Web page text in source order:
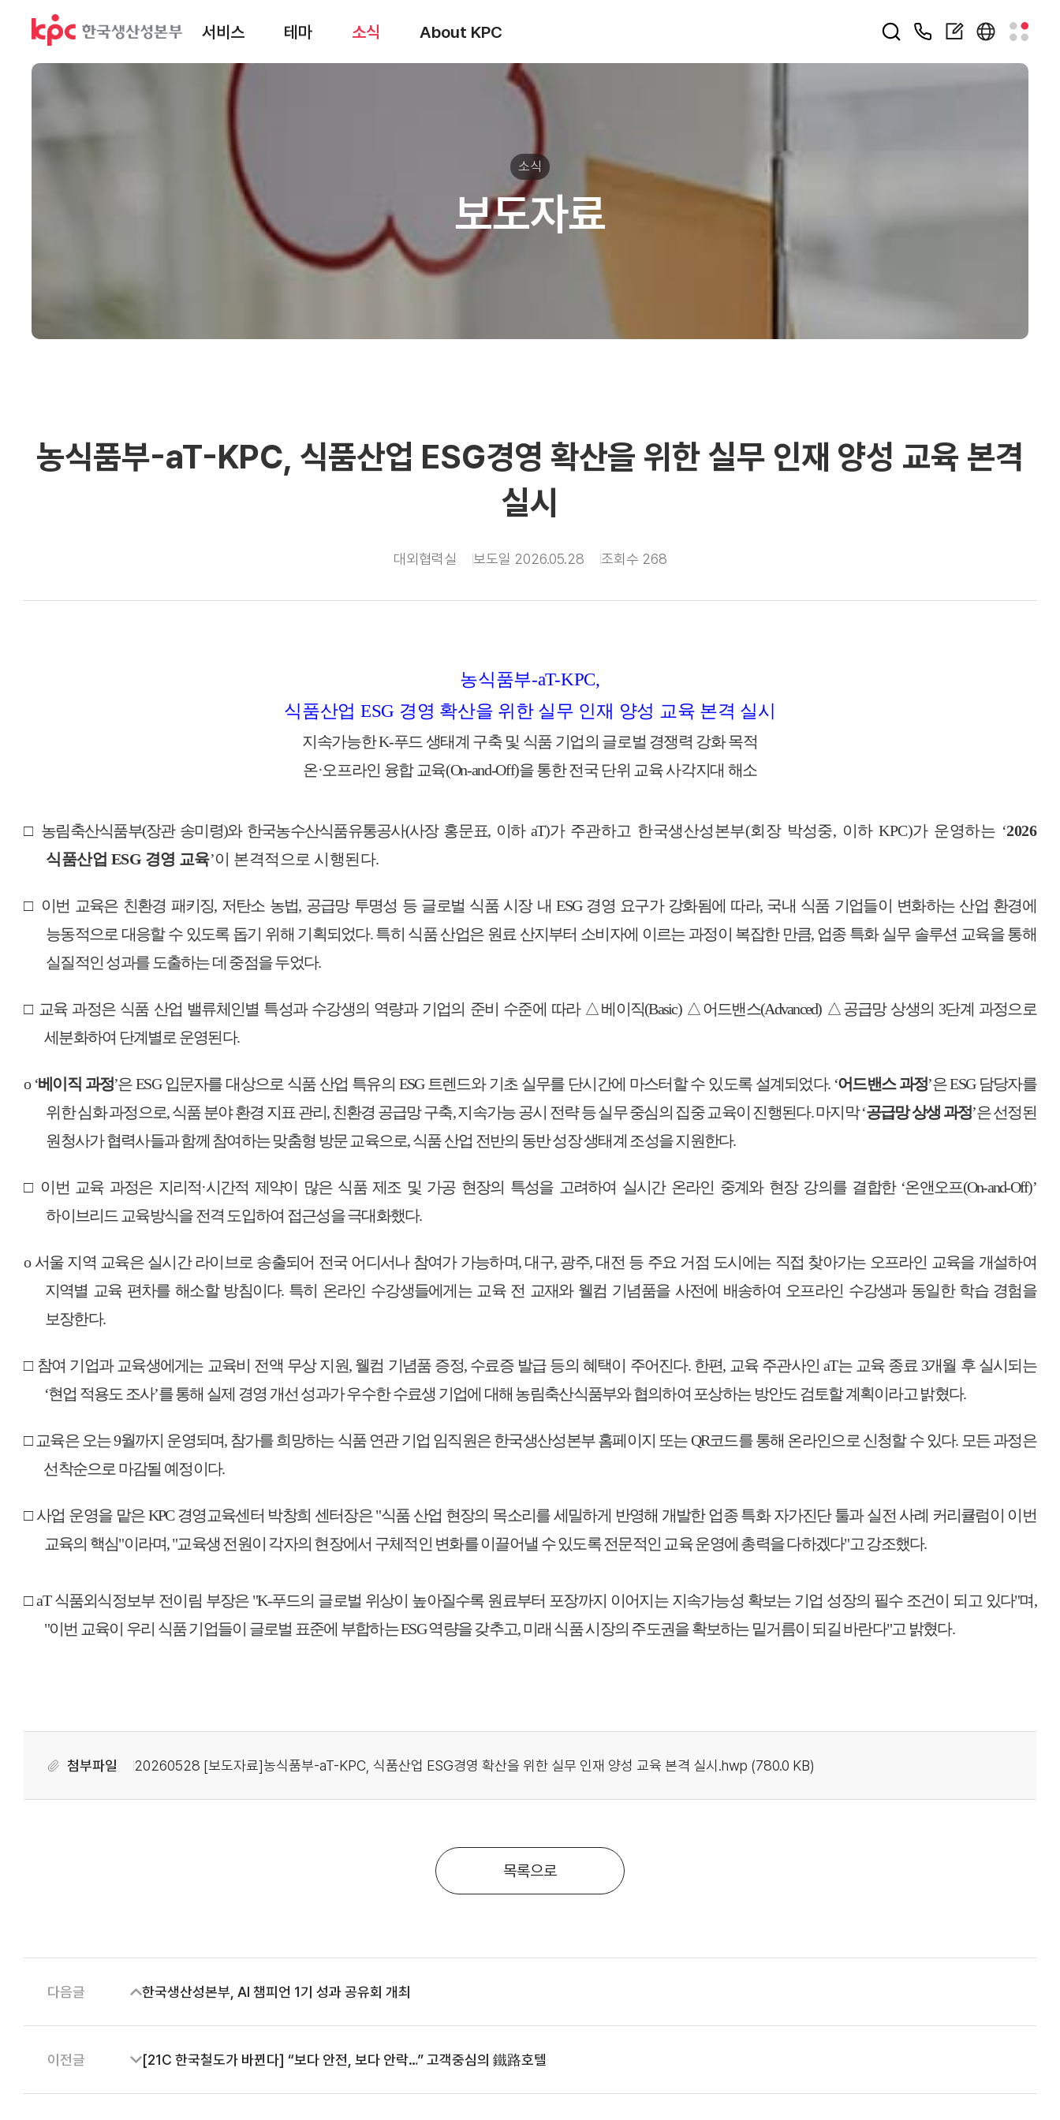
서비스 테마 소식 About KPC
소식
보도자료
농식품부-aT-KPC, 식품산업 ESG경영 확산을 위한 실무 인재 양성 교육 본격
실시
대외협력실 보도일 2026.05.28 조회수 268
농식품부-aT-KPC,
식품산업 ESG 경영 확산을 위한 실무 인재 양성 교육 본격 실시
지속가능한K-푸드 생태계 구축 및 식품 기업의 글로벌 경쟁력 강화 목적
온·오프라인 융합 교육(On-and-Off)을 통한 전국 단위 교육 사각지대 해소
□ 농림축산식품부(장관 송미령)와 한국농수산식품유통공사(사장 홍문표, 이하 aT)가 주관하고 한국생산성본부(회장 박성중, 이하KPC)가 운영하는 ‘2026
식품산업 ESG 경영 교육’이 본격적으로 시행된다.
□ 이번 교육은 친환경 패키징, 저탄소 농법, 공급망 투명성 등 글로벌 식품 시장 내ESG 경영 요구가 강화됨에 따라, 국내 식품 기업들이 변화하는 산업 환경에
능동적으로 대응할 수 있도록 돕기 위해 기획되었다.특히 식품 산업은 원료 산지부터 소비자에 이르는 과정이 복잡한 만큼, 업종 특화 실무 솔루션 교육을 통해
실질적인 성과를 도출하는 데 중점을 두었다.
□ 교육 과정은 식품 산업 밸류체인별 특성과 수강생의 역량과 기업의 준비 수준에 따라 △ 베이직(Basic) △ 어드밴스(Advanced) △ 공급망 상생의 3단계 과정으로
세분화하여 단계별로 운영된다.
o ‘베이직 과정’은ESG입문자를 대상으로 식품 산업 특유의 ESG 트렌드와 기초 실무를 단시간에 마스터할 수 있도록 설계되었다. ‘어드밴스 과정’은ESG 담당자를
위한 심화 과정으로,식품 분야 환경 지표 관리 ,친환경 공급망 구축,지속가능 공시 전략 등 실무 중심의 집중 교육이 진행된다.마지막‘공급망 상생 과정’은 선정된
원청사가 협력사들과 함께 참여하는 맞춤형 방문 교육으로,식품 산업 전반의 동반 성장 생태계 조성을 지원한다.
□ 이번 교육 과정은 지리적·시간적 제약이 많은 식품 제조 및 가공 현장의 특성을 고려하여 실시간 온라인 중계와 현장 강의를 결합한 ‘온앤오프(On-and-Off)’
하이브리드 교육방식을 전격 도입하여 접근성을 극대화했다.
o 서울 지역 교육은 실시간 라이브로 송출되어 전국 어디서나 참여가 가능하며, 대구, 광주, 대전 등 주요 거점 도시에는 직접 찾아가는 오프라인 교육을 개설하여
지역별 교육 편차를 해소할 방침이다. 특히 온라인 수강생들에게는 교육 전 교재와 웰컴 기념품을 사전에 배송하여 오프라인 수강생과 동일한 학습 경험을
보장한다.
□ 참여 기업과 교육생에게는 교육비 전액 무상 지원, 웰컴 기념품 증정, 수료증 발급 등의 혜택이 주어진다. 한편, 교육 주관사인aT는 교육 종료 3개월 후 실시되는
‘현업 적용도 조사’를 통해 실제 경영 개선 성과가 우수한 수료생 기업에 대해 농림축산식품부와 협의하여 포상하는 방안도 검토할 계획이라고 밝혔다.
□ 교육은 오는9월까지 운영되며, 참가를 희망하는 식품 연관 기업 임직원은 한국생산성본부 홈페이지 또는QR코드를 통해 온라인으로 신청할 수 있다. 모든 과정은
선착순으로 마감될 예정이다.
□ 사업 운영을 맡은KPC경영교육센터 박창희 센터장은"식품 산업 현장의 목소리를 세밀하게 반영해 개발한 업종 특화 자가진단 툴과 실전 사례 커리큘럼이 이번
교육의 핵심"이라며, "교육생 전원이 각자의 현장에서 구체적인 변화를 이끌어낼 수 있도록 전문적인 교육 운영에 총력을 다하겠다"고 강조했다.
□aT식품외식정보부 전이림 부장은 "K-푸드의 글로벌 위상이 높아질수록 원료부터 포장까지 이어지는 지속가능성 확보는 기업 성장의 필수 조건이 되고 있다"며,
"이번 교육이 우리 식품 기업들이 글로벌 표준에 부합하는ESG역량을 갖추고, 미래 식품 시장의 주도권을 확보하는 밑거름이 되길 바란다"고 밝혔다.
첨부파일 20260528 [보도자료]농식품부-aT-KPC, 식품산업 ESG경영 확산을 위한 실무 인재 양성 교육 본격 실시.hwp (780.0 KB)
목록으로
다음글 한국생산성본부, AI 챔피언 1기 성과 공유회 개최
이전글 [21C 한국철도가 바뀐다] “보다 안전, 보다 안락…” 고객중심의 鐵路호텔